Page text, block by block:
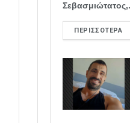
ΠΕΡΙΣΣΌΤΕΡΑ